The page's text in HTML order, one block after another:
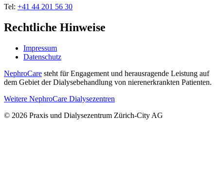
Tel: +41 44 201 56 30
Rechtliche Hinweise
Impressum
Datenschutz
NephroCare steht für Engagement und herausragende Leistung auf
dem Gebiet der Dialysebehandlung von nierenerkrankten Patienten.
Weitere NephroCare Dialysezentren
© 2026 Praxis und Dialysezentrum Zürich-City AG